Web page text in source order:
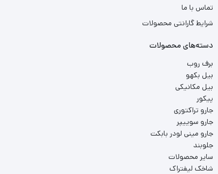
تماس با ما
شرایط گارانتی محصولات
دسته‌های محصولات
برف روب
بیل بکهو
بیل مکانیکی
پیکور
جارو تراکتوری
جارو سوییپر
جارو مینی لودر بابکت
جلوبند
سایر محصولات
شاخک لیفتراک